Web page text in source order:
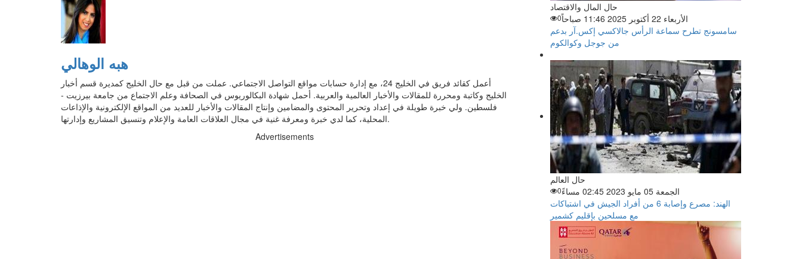
هبه الوهالي
أعمل كقائد فريق في الخليج 24، مع إدارة حسابات مواقع التواصل الاجتماعي. عملت من قبل مع حال الخليج كمديرة قسم أخبار
الخليج وكاتبة ومحررة للمقالات والأخبار العالمية والعربية. أحمل شهادة البكالوريوس في الصحافة وعلم الاجتماع من جامعة بيرزيت -
فلسطين. ولي خبرة طويلة في إعداد وتحرير المحتوى والمضامين وإنتاج المقالات والأخبار للعديد من المواقع الإلكترونية والإذاعات
المحلية، كما لدي خبرة ومعرفة غنية في مجال العلاقات العامة والإعلام وتنسيق المشاريع وإدارتها.
Advertisements
حال المال والاقتصاد
الأربعاء 22 أكتوبر 2025 11:46 صباحاً
0
سامسونج تطرح سماعة الرأس جالاكسي إكس.آر بدعم
من جوجل وكوالكوم
حال العالم
الجمعة 05 مايو 2023 02:45 مساءً
0
الهند: مصرع وإصابة 6 من أفراد الجيش في اشتباكات
مع مسلحين بإقليم كشمير